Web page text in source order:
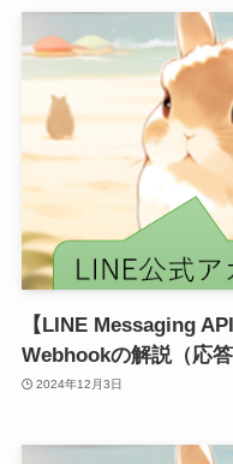
【LINE Messaging
Webhookの解説（応答
2024年12月3日